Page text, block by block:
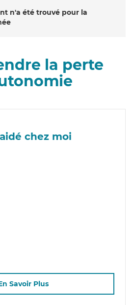
n'a été trouvé pour la
la perte
chez moi
Savoir Plus